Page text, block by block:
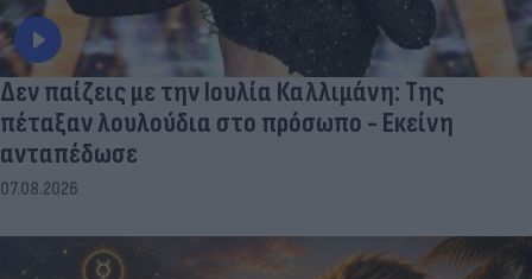
Δεν παίζεις με την Ιουλία Καλλιμάνη: Της
πέταξαν λουλούδια στο πρόσωπο - Εκείνη
ανταπέδωσε
07.08.2026